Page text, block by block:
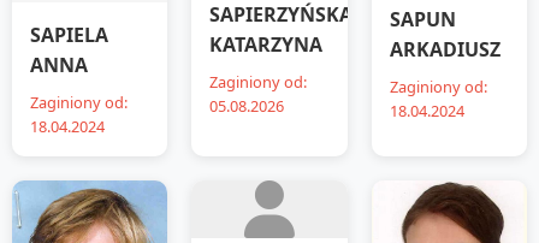
SAPIELA
ANNA
Zaginiony od:
18.04.2024
SAPIERZYŃSKA
KATARZYNA
Zaginiony od:
05.08.2026
SAPUN
ARKADIUSZ
Zaginiony od:
18.04.2024